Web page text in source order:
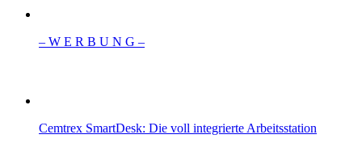
– W Ε R Β U Ν G –
Cemtrex SmartDesk: Die voll integrierte Arbeitsstation